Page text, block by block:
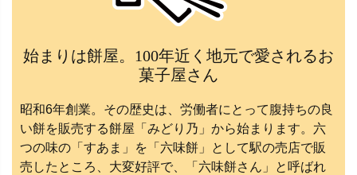
始まりは餅屋。100年近く地元で愛されるお
菓子屋さん
昭和6年創業。その歴史は、労働者にとって腹持ちの良
い餅を販売する餅屋「みどり乃」から始まります。六
つの味の「すあま」を「六味餅」として駅の売店で販
売したところ、大変好評で、「六味餅さん」と呼ばれ